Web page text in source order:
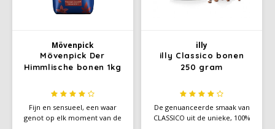
Mövenpick
Mövenpick Der
Himmlische bonen 1kg
Fijn en sensueel, een waar
genot op elk moment van de
illy
illy Classico bonen
250 gram
De genuanceerde smaak van
CLASSICO uit de unieke, 100%